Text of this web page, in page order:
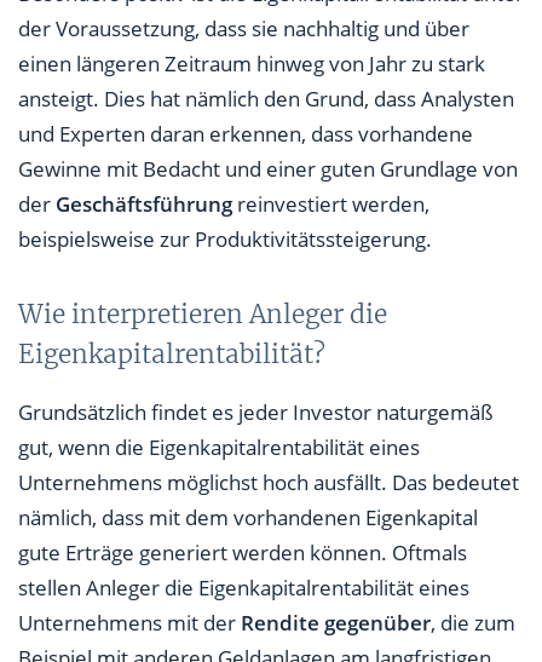
der Voraussetzung, dass sie nachhaltig und über
einen längeren Zeitraum hinweg von Jahr zu stark
ansteigt. Dies hat nämlich den Grund, dass Analysten
und Experten daran erkennen, dass vorhandene
Gewinne mit Bedacht und einer guten Grundlage von
der Geschäftsführungreinvestiert werden,
beispielsweise zur Produktivitätssteigerung.
Wie interpretieren Anleger die
Eigenkapitalrentabilität?
Grundsätzlich findet es jeder Investor naturgemäß
gut, wenn die Eigenkapitalrentabilität eines
Unternehmens möglichst hoch ausfällt. Das bedeutet
nämlich, dass mit dem vorhandenen Eigenkapital
gute Erträge generiert werden können. Oftmals
stellen Anleger die Eigenkapitalrentabilität eines
Unternehmens mit der Rendite gegenüber, die zum